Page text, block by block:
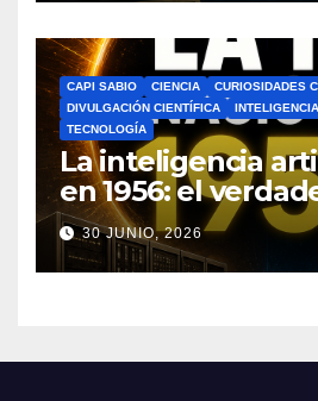
CAPI SABIO CIENCIA
CURIOSIDADES
DIVULGACIÓN CIENTÍFICA
TECNOLOGÍA
La inteligencia
en 1956: el
de la IA que
mundo
30 JUNIO, 2026